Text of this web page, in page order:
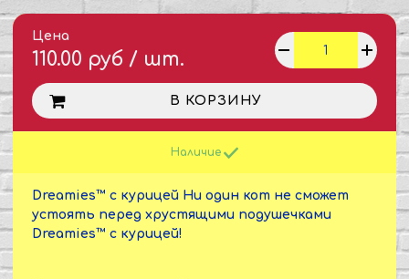
Цена
110.00 руб / шт.
В КОРЗИНУ
Наличие
Dreamies™ с курицей Ни один кот не сможет
устоять перед хрустящими подушечками
Dreamies™ с курицей!